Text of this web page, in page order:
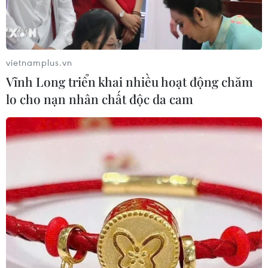
Tiêm vaccine ngừa COVID-19 cho người dân phường Trần Phú,
thành phố Quy Nhơn (Bình Định), chiều 28/9/2021. (Ảnh:
Nguyên Linh/TTXVN)
Ngày 28/9, Ban Chỉ đạo phòng, chống dịch
COVID-19 thành phố Quy Nhơn (tỉnh Bình Định)
vietnamplus.vn
Vĩnh Long triển khai nhiều hoạt động chăm
lo cho nạn nhân chất độc da cam